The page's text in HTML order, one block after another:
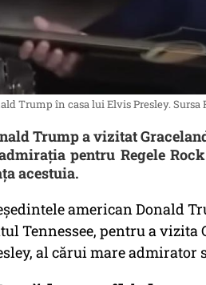
Trump în casa lui Elvis Presley. Sursa
Trump a vizitat
pentru Regele
acestuia.
american Donald
Tennessee, pentru a
al cărui mare admirator